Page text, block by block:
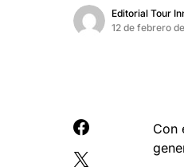
Editorial Tour
12 de febrero
Con